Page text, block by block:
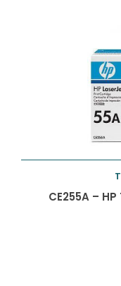
CE255A –